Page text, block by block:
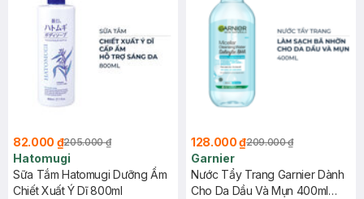
82.000 ₫205.000 ₫
Hatomugi
Sữa Tắm Hatomugi Dưỡng Ẩm
Chiết Xuất Ý Dĩ 800ml
128.000 ₫209.000 ₫
Garnier
Nước Tẩy Trang Garnier Dành
Cho Da Dầu Và Mụn 400ml